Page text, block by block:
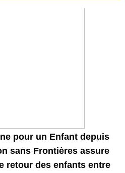
pour un Enfant depuis
sans Frontières assure
retour des enfants entre